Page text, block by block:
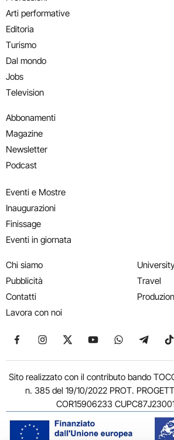
Arti performative
Editoria
Turismo
Dal mondo
Jobs
Television
Abbonamenti
Magazine
Newsletter
Podcast
Eventi e Mostre
Inaugurazioni
Finissage
Eventi in giornata
Chi siamo
Pubblicità
Contatti
Lavora con noi
Travel
Seguici su Facebook
Seguici su Instagram
Seguici su X
Seguici su YouTube
Seguici su
Seguici
Sito realizzato con il contributo bando
n. 385 del 19/10/2022 PROT.
COR15906233